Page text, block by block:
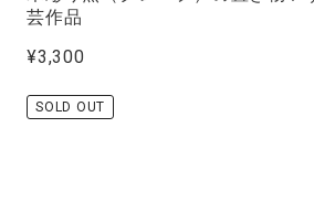
芸作品
¥3,300
SOLD OUT